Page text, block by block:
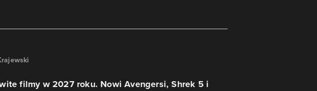
filmy w 2027 roku. Nowi Avengersi, Shrek 5 i